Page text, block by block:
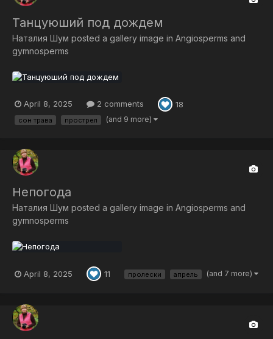
Танцуюший под дождем
Наталия Шум posted a gallery image in Angiosperms and
gymnosperms
April 8, 2025 2 comments 18
сон трава прострел (and 9 more)
Непогода
Наталия Шум posted a gallery image in Angiosperms and
gymnosperms
April 8, 2025 11 пролески апрель (and 7 more)